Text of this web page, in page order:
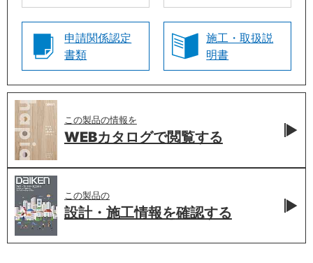
申請関係認定
書類
施工・取扱説
明書
この製品の情報を
WEBカタログで閲覧する
この製品の
設計・施工情報を確認する